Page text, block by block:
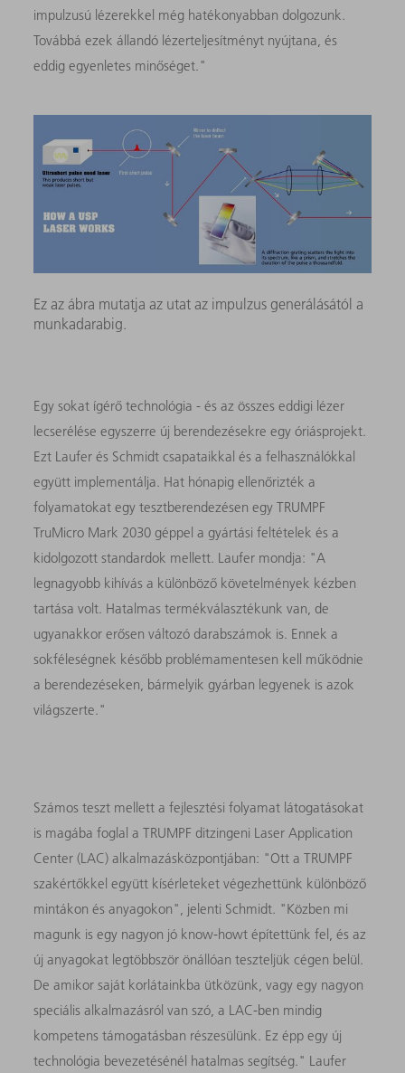
impulzusú lézerekkel még hatékonyabban dolgozunk.
Továbbá ezek állandó lézerteljesítményt nyújtana, és
eddig egyenletes minőséget."
Ez az ábra mutatja az utat az impulzus generálásától a
munkadarabig.
Egy sokat ígérő technológia - és az összes eddigi lézer
lecserélése egyszerre új berendezésekre egy óriásprojekt.
Ezt Laufer és Schmidt csapataikkal és a felhasználókkal
együtt implementálja. Hat hónapig ellenőrizték a
folyamatokat egy tesztberendezésen egy TRUMPF
TruMicro Mark 2030 géppel a gyártási feltételek és a
kidolgozott standardok mellett. Laufer mondja: "A
legnagyobb kihívás a különböző követelmények kézben
tartása volt. Hatalmas termékválasztékunk van, de
ugyanakkor erősen változó darabszámok is. Ennek a
sokféleségnek később problémamentesen kell működnie
a berendezéseken, bármelyik gyárban legyenek is azok
világszerte."
Számos teszt mellett a fejlesztési folyamat látogatásokat
is magába foglal a TRUMPF ditzingeni Laser Application
Center (LAC) alkalmazásközpontjában: "Ott a TRUMPF
szakértőkkel együtt kísérleteket végezhettünk különböző
mintákon és anyagokon", jelenti Schmidt. "Közben mi
magunk is egy nagyon jó know-howt építettünk fel, és az
új anyagokat legtöbbször önállóan teszteljük cégen belül.
De amikor saját korlátainkba ütközünk, vagy egy nagyon
speciális alkalmazásról van szó, a LAC-ben mindig
kompetens támogatásban részesülünk. Ez épp egy új
technológia bevezetésénél hatalmas segítség." Laufer